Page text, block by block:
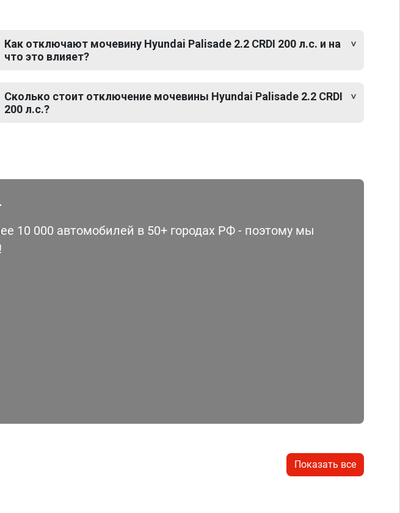
Как отключают мочевину Hyundai Palisade 2.2 CRDI 200 л.с. и на
что это влияет?
Сколько стоит отключение мочевины Hyundai Palisade 2.2 CRDI
200 л.с.?
10 000 автомобилей в 50+ городах РФ - поэтому мы
Показать все